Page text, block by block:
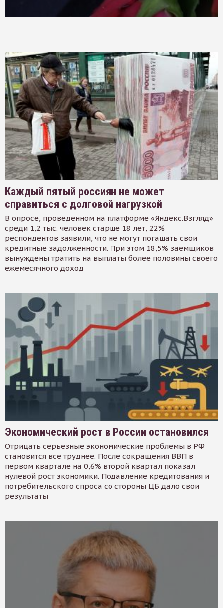
Каждый пятый россиян не может
справиться с долговой нагрузкой
В опросе, проведенном на платформе «Яндекс.Взгляд»
среди 1,2 тыс. человек старше 18 лет, 22%
респондентов заявили, что не могут погашать свои
кредитные задолженности. При этом 18,5% заемщиков
вынуждены тратить на выплаты более половины своего
ежемесячного доход
Экономический рост в России остановился
Отрицать серьезные экономические проблемы в РФ
становится все труднее. После сокращения ВВП в
первом квартале на 0,6% второй квартал показал
нулевой рост экономики. Подавление кредитования и
потребительского спроса со стороны ЦБ дало свои
результаты